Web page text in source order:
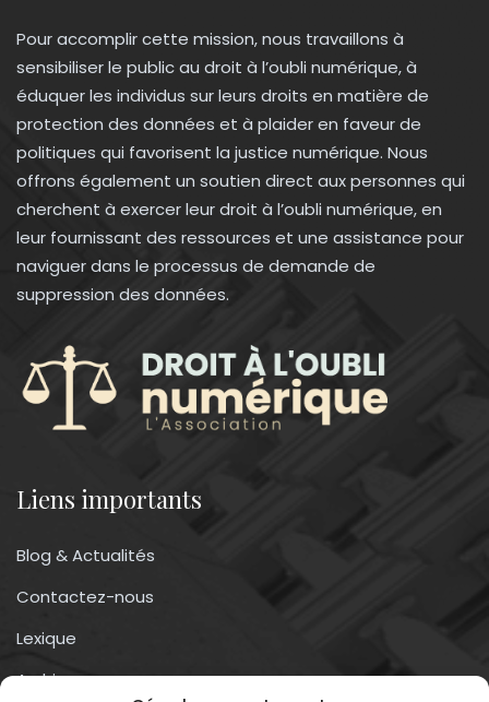
Pour accomplir cette mission, nous travaillons à
sensibiliser le public au droit à l’oubli numérique, à
éduquer les individus sur leurs droits en matière de
protection des données et à plaider en faveur de
politiques qui favorisent la justice numérique. Nous
offrons également un soutien direct aux personnes qui
cherchent à exercer leur droit à l’oubli numérique, en
leur fournissant des ressources et une assistance pour
naviguer dans le processus de demande de
suppression des données.
Liens importants
Blog & Actualités
Contactez-nous
Lexique
Archives